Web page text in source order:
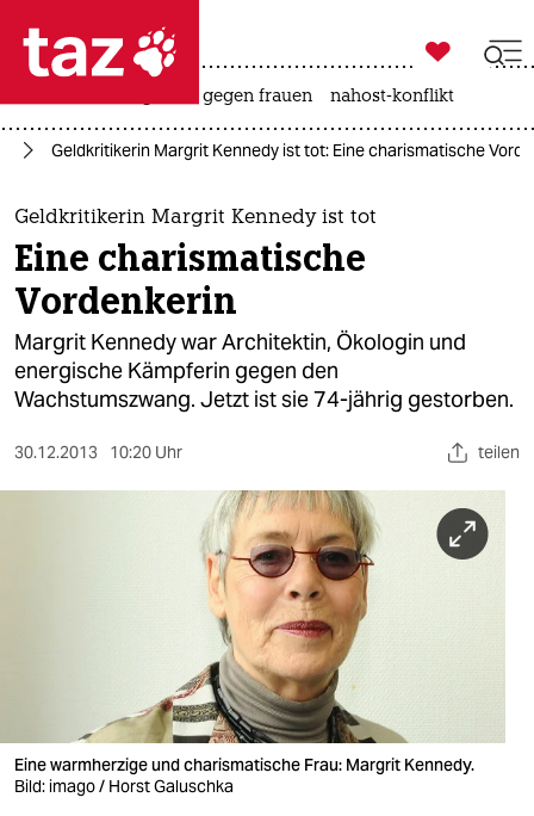
 taz zahl ich
taz zahl ich
themen
politik
öko
gesellschaft
sport
verlag
veranstaltungen

taz zahl ich
gewalt gegen frauen nahost-konflikt
Geldkritikerin Margrit Kennedy ist tot: Eine charismatische
Geldkritikerin Margrit Kennedy ist tot
Eine charismatische
Vordenkerin
Margrit Kennedy war Architektin, Ökologin und
energische Kämpferin gegen den
Wachstumszwang. Jetzt ist sie 74-jährig gestorben.
30.12.2013 10:20 Uhr teilen
Eine warmherzige und charismatische Frau: Margrit Kennedy.
Bild: imago / Horst Galuschka